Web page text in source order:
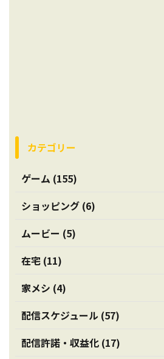
カテゴリー
ゲーム (155)
ショッピング (6)
ムービー (5)
在宅 (11)
家メシ (4)
配信スケジュール (57)
配信許諾・収益化 (17)